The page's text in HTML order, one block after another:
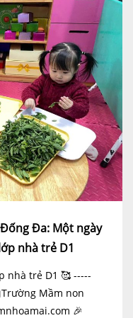
Đa: Một ngày
nhà trẻ D1
nhà trẻ D1 🥰 -----
Mầm non
🎉